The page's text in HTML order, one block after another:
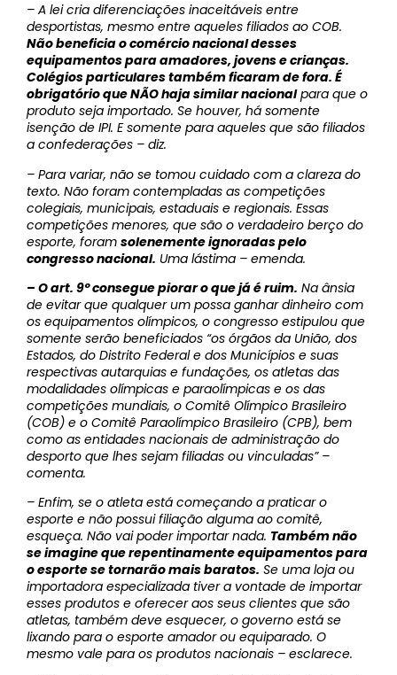
– A lei cria diferenciações inaceitáveis entre
desportistas, mesmo entre aqueles filiados ao COB.
Não beneficia o comércio nacional desses
equipamentos para amadores, jovens e crianças.
Colégios particulares também ficaram de fora. É
obrigatório que NÃO haja similar nacionalpara que o
produto seja importado. Se houver, há somente
isenção de IPI. E somente para aqueles que são filiados
a confederações – diz.
– Para variar, não se tomou cuidado com a clareza do
texto. Não foram contempladas as competições
colegiais, municipais, estaduais e regionais. Essas
competições menores, que são o verdadeiro berço do
esporte, foram solenemente ignoradas pelo
congresso nacional. Uma lástima – emenda.
– O art. 9º consegue piorar o que já é ruim. Na ânsia
de evitar que qualquer um possa ganhar dinheiro com
os equipamentos olímpicos, o congresso estipulou que
somente serão beneficiados “os órgãos da União, dos
Estados, do Distrito Federal e dos Municípios e suas
respectivas autarquias e fundações, os atletas das
modalidades olímpicas e paraolímpicas e os das
competições mundiais, o Comitê Olímpico Brasileiro
(COB) e o Comitê Paraolímpico Brasileiro (CPB), bem
como as entidades nacionais de administração do
desporto que lhes sejam filiadas ou vinculadas” –
comenta.
– Enfim, se o atleta está começando a praticar o
esporte e não possui filiação alguma ao comitê,
esqueça. Não vai poder importar nada. Também não
se imagine que repentinamente equipamentos para
o esporte se tornarão mais baratos. Se uma loja ou
importadora especializada tiver a vontade de importar
esses produtos e oferecer aos seus clientes que são
atletas, também deve esquecer, o governo está se
lixando para o esporte amador ou equiparado. O
mesmo vale para os produtos nacionais – esclarece.